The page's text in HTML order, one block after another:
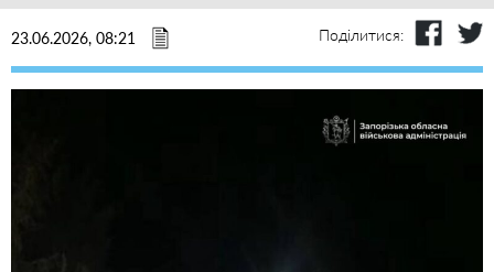
23.06.2026, 08:21 Поділитися: